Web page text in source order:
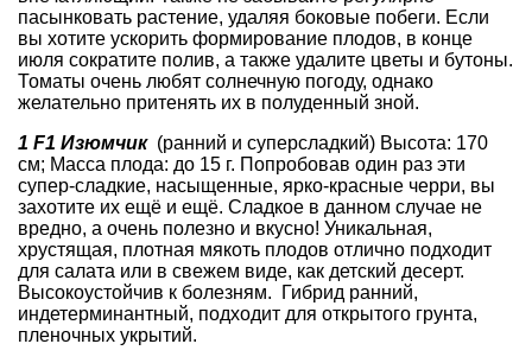
пасынковать растение, удаляя боковые побеги. Если
вы хотите ускорить формирование плодов, в конце
июля сократите полив, а также удалите цветы и бутоны.
Томаты очень любят солнечную погоду, однако
желательно притенять их в полуденный зной.
1 F1 Изюмчик(ранний и суперсладкий) Высота: 170
см; Масса плода: до 15 г. Попробовав один раз эти
супер-сладкие, насыщенные, ярко-красные черри, вы
захотите их ещё и ещё. Сладкое в данном случае не
вредно, а очень полезно и вкусно! Уникальная,
хрустящая, плотная мякоть плодов отлично подходит
для салата или в свежем виде, как детский десерт.
Высокоустойчив к болезням. Гибрид ранний,
индетерминантный, подходит для открытого грунта,
пленочных укрытий.